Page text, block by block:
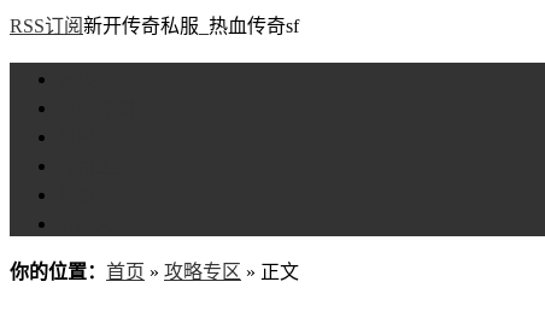
RSS订阅新开传奇私服_热血传奇sf
你的位置： 首页 » 攻略专区 » 正文